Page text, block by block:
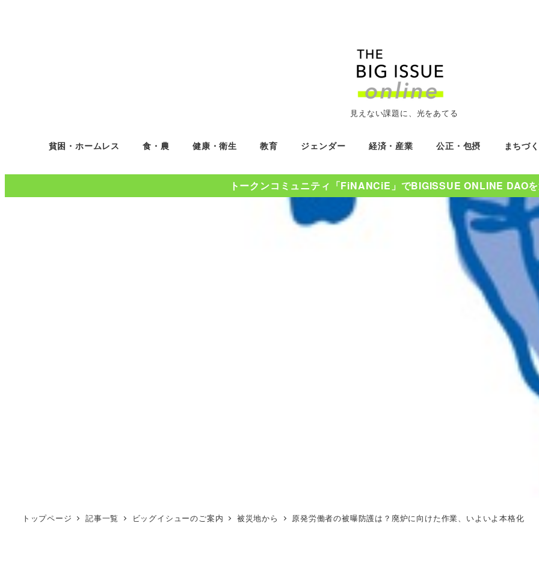
見えない課題に、光をあてる
貧困・ホームレス 食・農 健康・衛生 教育 ジェンダー 経済・産業 公正・包摂 まちづ
トークンコミュニティ「FiNANCiE」でBIGISSUE ONLINE DAO
トップページ 記事一覧 ビッグイシューのご案内 被災地から 原発労働者の被曝防護は？廃炉に向けた作業、いよいよ本格化